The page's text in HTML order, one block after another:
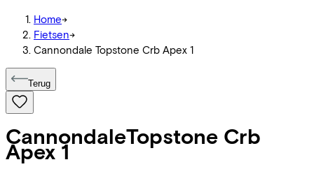
Home->
Fietsen->
Cannondale Topstone Crb Apex 1
Terug
CannondaleTopstone Crb
Apex 1